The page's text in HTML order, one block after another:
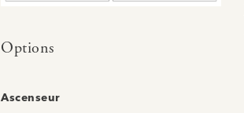
Options
Ascenseur